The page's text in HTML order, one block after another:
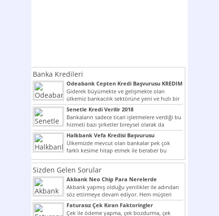
Banka Kredileri
Odeabank Cepten Kredi Başvurusu KREDIM
8444
Giderek büyümekte ve gelişmekte olan
ülkemiz bankacılık sektörüne yeni ve hızlı bir
giriş yapmış olan...
Senetle Kredi Verilir 2018
Bankaların sadece ticari işletmelere verdiği bu
hizmeti bazı şirketler bireysel olarak da
vermektedir. Senetle kredi...
Halkbank Vefa Kredisi Başvurusu
Ülkemizde mevcut olan bankalar pek çok
farklı kesime hitap etmek ile beraber bu
noktada son...
Sizden Gelen Sorular
Akbank Neo Chip Para Nerelerde
Kullanılır?
Akbank yapmış olduğu yenilikler ile adından
söz ettirmeye devam ediyor. Hem müşteri
potansiyelini arttırmak hem...
Faturasız Çek Kıran Faktoringler
Çek ile ödeme yapma, çek bozdurma, çek